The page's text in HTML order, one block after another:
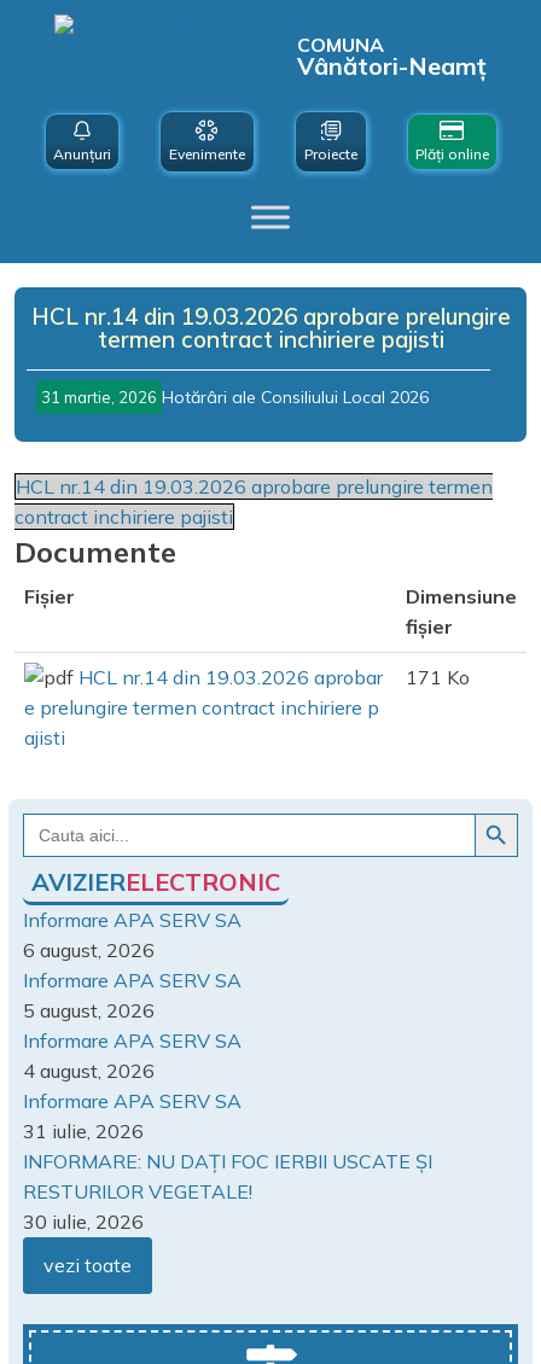
COMUNA
Vânători-Neamț
Anunțuri Evenimente Proiecte Plăți online
HCL nr.14 din 19.03.2026 aprobare prelungire
termen contract inchiriere pajisti
31 martie, 2026 Hotărâri ale Consiliului Local 2026
HCL nr.14 din 19.03.2026 aprobare prelungire termen
contract inchiriere pajisti
Documente
Fișier
Dimensiune
fișier
HCL nr.14 din 19.03.2026 aprobar
e prelungire termen contract inchiriere p
ajisti
171 Ko
Search
for:
Search Button
AVIZIERELECTRONIC
Informare APA SERV SA
6 august, 2026
Informare APA SERV SA
5 august, 2026
Informare APA SERV SA
4 august, 2026
Informare APA SERV SA
31 iulie, 2026
INFORMARE: NU DAȚI FOC IERBII USCATE ȘI
RESTURILOR VEGETALE!
30 iulie, 2026
vezi toate